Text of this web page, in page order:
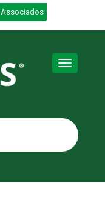
Associados
Toggle